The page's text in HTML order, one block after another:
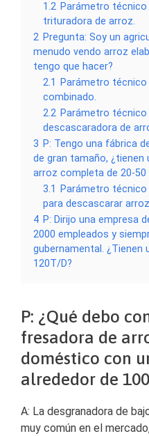
1.2 Parámetro
trituradora de arroz.
2 Pregunta: Soy un
menudo vendo arroz
tengo que hacer?
2.1
Parámetro
combinado.
2.2 Parámetro técnico
descascaradora de
3 P: Tengo una fábrica
de gran tamaño, ¿tienen
arroz completa de 20-50
3.1
Parámetro
para descascarar
4 P: Dirijo una empresa
2000 empleados y
gubernamental. ¿Tienen
120T/D?
P: ¿Qué debo
fresadora de
doméstico con
alrededor de
A: La desgranadora de
muy común en el